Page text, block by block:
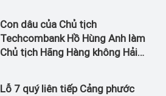
Con dâu của Chủ tịch
Techcombank Hồ Hùng Anh làm
Chủ tịch Hãng Hàng không Hải
Lỗ 7 quý liên tiếp Cảng phước